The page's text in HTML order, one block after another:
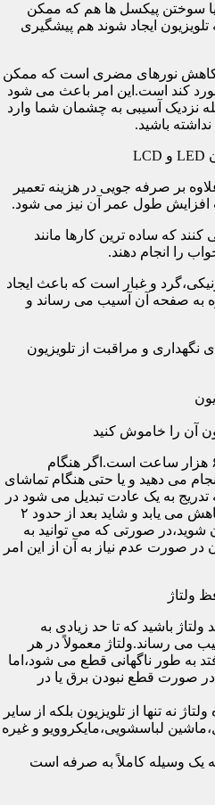
یا سوختن پیکسل ها هم که ممکن
ایجاد شوند هم پیشگیری
کاهش نورهای مضری است که ممکن
کند است.این امر باعث می شود
نزدیک آسیبی به چشمان شما وارد
باشید.
بر صرفه جویی در هزینه تعمیر
افزایش طول عمر آن نیز می شود.
که ساده ترین کارها مانند
را انجام دهند.
و غبار است که باعث ایجاد
به صفحه آن آسیب می رساند و
اساسی برای نگهداری و مراقبت از تلویزیون
چرخه عمر یک تلویزیون حدود ۶۵ هزار ساعت است.اگر هنگام
می دهید و یا حتی هنگام تماشای
تدریج به یک عادت تبدیل می شود در
نتیجه طول عمر تلویزیون شما کاهش می یابد و شاید بعد از حدود ۲
شوید،در صورتی که می توانید به
صورت عدم نیاز به آن از این امر
باشید که تا حد زیادی به
می رساند.ولتاژ معمولاً در هر
به طور ناگهانی قطع می شود،اما
صورت قطع نبودن برق یا در
نه تنها از تلویزیون بلکه از سایر
لباسشویی،مایکروویو و غیره
یک وسیله کاملاً به صرفه است